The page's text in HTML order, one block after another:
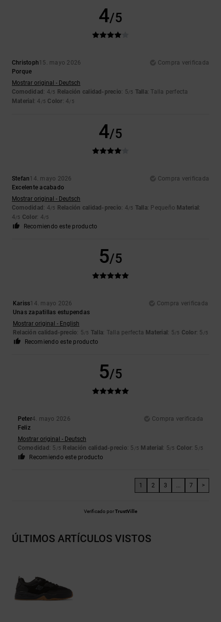
4/5
Christoph15. mayo 2026
Compra verificada
Porque
Mostrar original - Deutsch
Comodidad: 4/5 Relación calidad-precio: 5/5 Talla: Talla perfecta
Material: 4 /5 Color: 4/5
4/5
Stefan14. mayo 2026
Compra verificada
Excelente acabado
Mostrar original - Deutsch
Comodidad: 4/5 Relación calidad-precio: 4/5 Talla: Pequeño Material:
4/5 Color: 4/5
Recomiendo este producto
5/5
Kariss14. mayo 2026
Compra verificada
Unas zapatillas estupendas
Mostrar original - English
Relación calidad-precio: 5/5 Talla: Talla perfecta Material: 5/5 Color: 5 /5
Recomiendo este producto
5/5
Peter4. mayo 2026
Compra verificada
Feliz
Mostrar original - Deutsch
Comodidad: 5 /5 Relación calidad-precio: 5 /5 Material: 5/5 Color: 5 /5
Recomiendo este producto
1 2 3 7 >
Verificado porTrustVille
ÚLTIMOS ARTÍCULOS VISTOS